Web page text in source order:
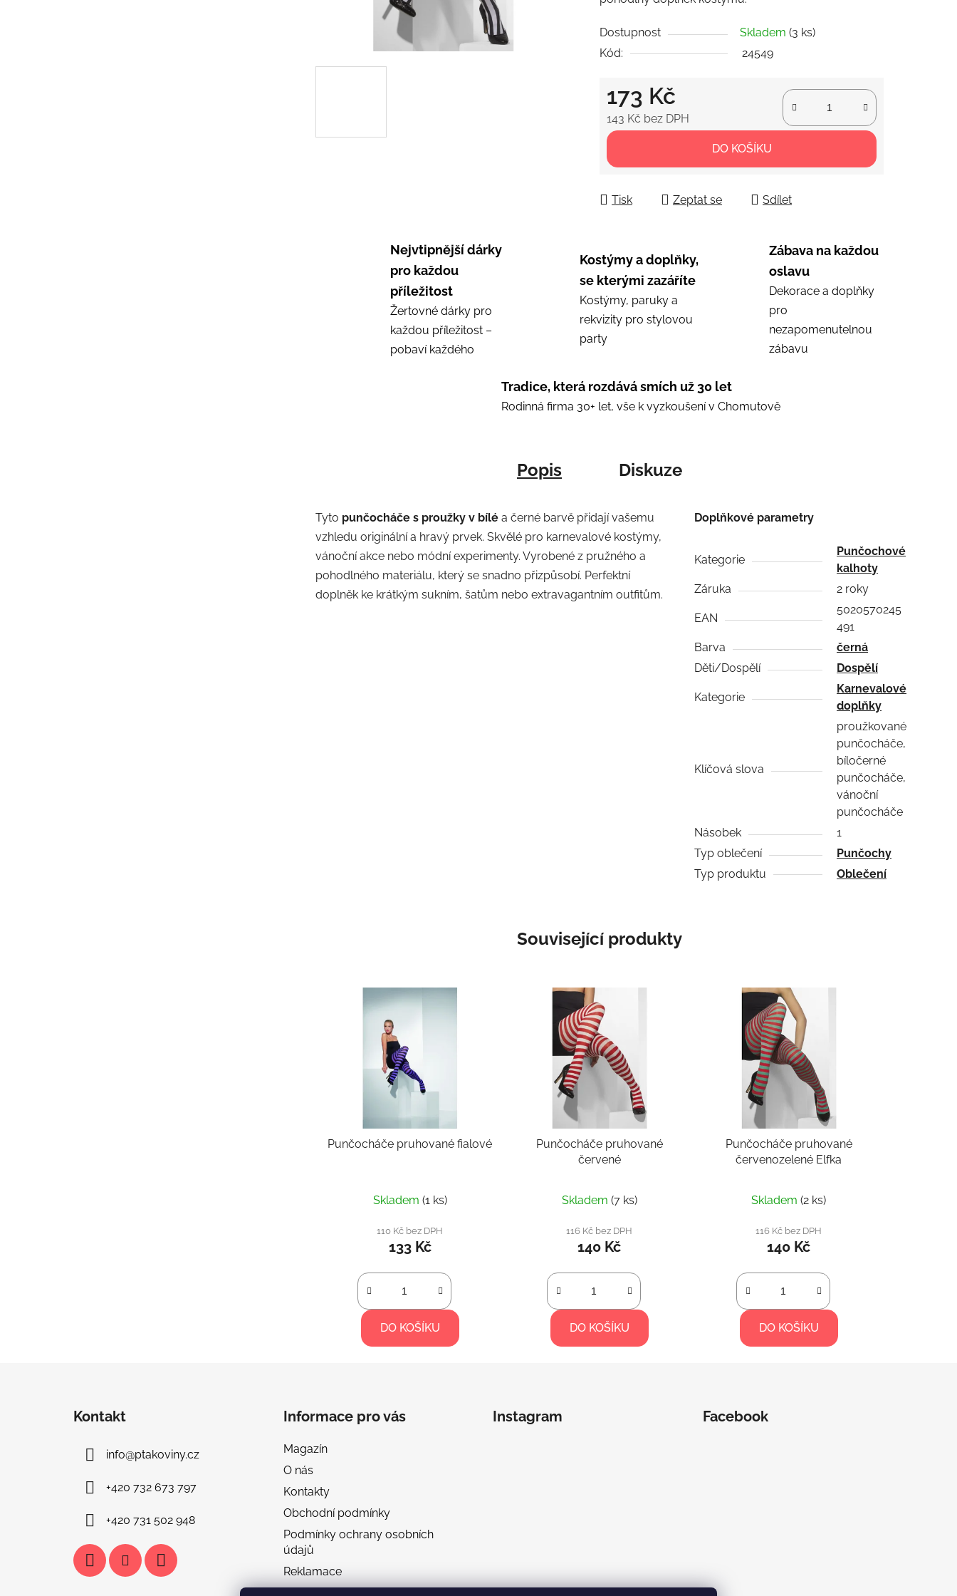
5
hvězdiček.
Dostupnost Skladem (3 ks)
Kód:
24549
173 Kč
143 Kč bez DPH
Měrná cena:
DO KOŠÍKU
Tisk Zeptat se Sdílet
Nejvtipnější dárky
pro každou
příležitost
Žertovné dárky pro
každou příležitost –
pobaví každého
Kostýmy a doplňky,
se kterými zazáříte
Kostýmy, paruky a
rekvizity pro stylovou
party
Zábava na každou
oslavu
Dekorace a doplňky
pro
nezapomenutelnou
zábavu
Tradice, která rozdává smích už 30 let
Rodinná firma 30+ let, vše k vyzkoušení v Chomutově
Popis Diskuze
Tyto punčocháče s proužky v bílé a černé barvě přidají vašemu
vzhledu originální a hravý prvek. Skvělé pro karnevalové kostýmy,
vánoční akce nebo módní experimenty. Vyrobené z pružného a
pohodlného materiálu, který se snadno přizpůsobí. Perfektní
doplněk ke krátkým sukním, šatům nebo extravagantním outfitům.
Doplňkové parametry
Kategorie
Punčochové
kalhoty
Záruka
2 roky
EAN
5020570245
491
Barva
černá
Děti/Dospělí
Dospělí
Kategorie
Karnevalové
doplňky
Klíčová slova
proužkované
punčocháče,
bíločerné
punčocháče,
vánoční
punčocháče
Násobek
1
Typ oblečení
Punčochy
Typ produktu
Oblečení
Související produkty
Punčocháče pruhované fialové
Skladem (1 ks)
110 Kč bez DPH
133 Kč
DO KOŠÍKU
Punčocháče pruhované
červené
Skladem (7 ks)
116 Kč bez DPH
140 Kč
DO KOŠÍKU
Punčocháče pruhované
červenozelené Elfka
Skladem(2 ks)
116 Kč bez DPH
140 Kč
DO KOŠÍKU
Kontakt
info@ptakoviny.cz
+420 732 673 797
+420 731 502 948
Informace pro vás
Magazín
O nás
Kontakty
Obchodní podmínky
Podmínky ochrany osobních
údajů
Reklamace
Instagram Facebook